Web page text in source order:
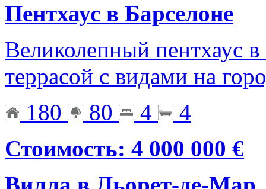
Пентхаус в Барселоне
Великолепный пентхаус
террасой с видами на
180
80 4
4
Стоимость: 4 000 000 €